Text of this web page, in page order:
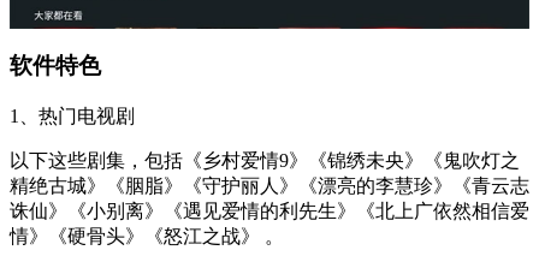
软件特色
1、热门电视剧
以下这些剧集，包括《乡村爱情9》《锦绣未央》《鬼吹灯之
精绝古城》《胭脂》《守护丽人》《漂亮的李慧珍》《青云志
诛仙》《小别离》《遇见爱情的利先生》《北上广依然相信爱
情》《硬骨头》《怒江之战》 。